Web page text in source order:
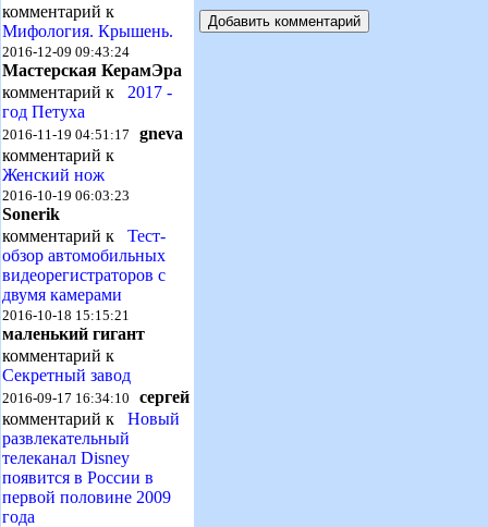
комментарий к
Мифология. Крышень.
2016-12-09 09:43:24
Мастерская КерамЭра
комментарий к 2017 -
год Петуха
2016-11-19 04:51:17 gneva
комментарий к
Женский нож
2016-10-19 06:03:23
Sonerik
комментарий к Тест-
обзор автомобильных
видеорегистраторов с
двумя камерами
2016-10-18 15:15:21
маленький гигант
комментарий к
Секретный завод
2016-09-17 16:34:10 сергей
комментарий к Новый
развлекательный
телеканал Disney
появится в России в
первой половине 2009
года